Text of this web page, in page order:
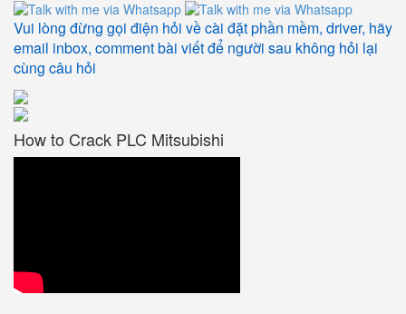
Vui lòng đừng gọi điện hỏi về cài đặt phần mềm, driver, hãy
email inbox, comment bài viết để người sau không hỏi lại
cùng câu hỏi
How to Crack PLC Mitsubishi